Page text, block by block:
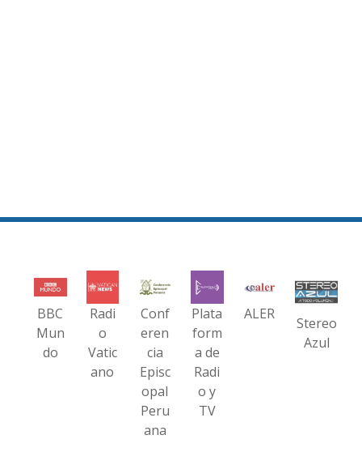
BBC
Mun
do
Radi
o
Vatic
ano
Conf
eren
cia
Episc
opal
Peru
ana
Plata
form
a de
Radi
o y
TV
ALER
Stereo
Azul